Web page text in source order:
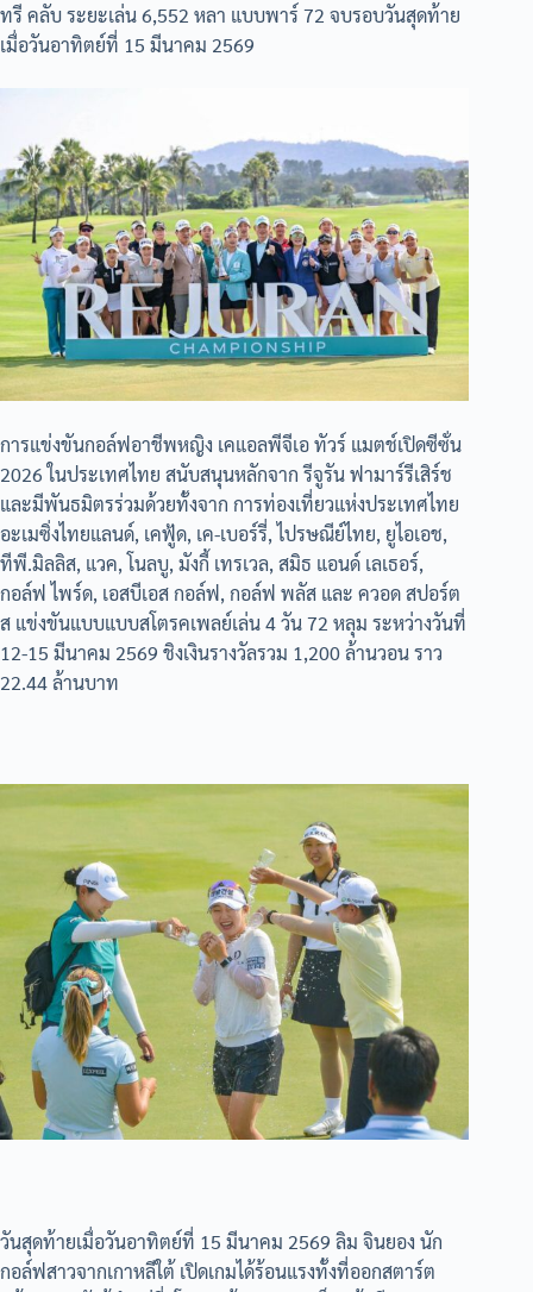
ทรี คลับ ระยะเล่น 6,552 หลา แบบพาร์ 72 จบรอบวันสุดท้าย
เมื่อวันอาทิตย์ที่ 15 มีนาคม 2569
การแข่งขันกอล์ฟอาชีพหญิง เคแอลพีจีเอ ทัวร์ แมตช์เปิดซีซั่น
2026 ในประเทศไทย สนับสนุนหลักจาก รีจูรัน ฟามาร์รีเสิร์ช
และมีพันธมิตรร่วมด้วยทั้งจาก การท่องเที่ยวแห่งประเทศไทย
อะเมซิ่งไทยแลนด์, เคฟู้ด, เค-เบอร์รี่, ไปรษณีย์ไทย, ยูไอเอช,
ทีพี.มิลลิส, แวค, โนลบู, มังกี้ เทรเวล, สมิธ แอนด์ เลเธอร์,
กอล์ฟ ไพร์ด, เอสบีเอส กอล์ฟ, กอล์ฟ พลัส และ ควอด สปอร์ต
ส แข่งขันแบบแบบสโตรคเพลย์เล่น 4 วัน 72 หลุม ระหว่างวันที่
12-15 มีนาคม 2569 ชิงเงินรางวัลรวม 1,200 ล้านวอน ราว
22.44 ล้านบาท
วันสุดท้ายเมื่อวันอาทิตย์ที่ 15 มีนาคม 2569 ลิม จินยอง นัก
กอล์ฟสาวจากเกาหลีใต้ เปิดเกมได้ร้อนแรงทั้งที่ออกสตาร์ต